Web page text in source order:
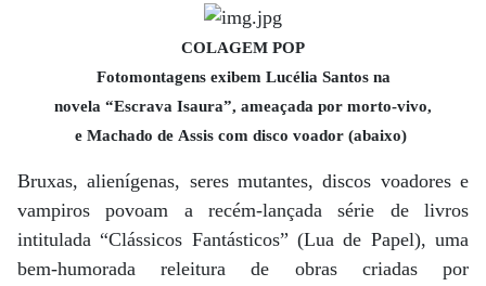
COLAGEM POP
Fotomontagens exibem Lucélia Santos na
novela “Escrava Isaura”, ameaçada por morto-vivo,
e Machado de Assis com disco voador (abaixo)
Bruxas, alienígenas, seres mutantes, discos voadores e
vampiros povoam a recém-lançada série de livros
intitulada “Clássicos Fantásticos” (Lua de Papel), uma
bem-humorada releitura de obras criadas por